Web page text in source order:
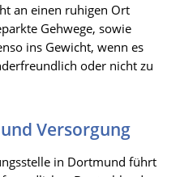
an einen ruhigen Ort
Gehwege, sowie
ins Gewicht, wenn es
oder nicht zu
Versorgung
in Dortmund führt